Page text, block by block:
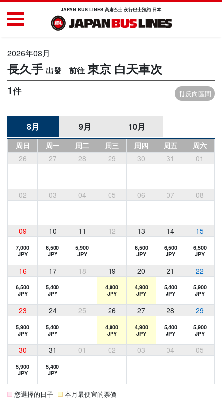
JAPAN BUS LINES 高速巴士 夜行巴士預約 日本
2026年08月
長久手 東京 白天車次
1件 反向區間
8月 9月 10月
周日 周一 周二 周三 周四 周五
周六
26
27 28 29 30 31 01
02 03 04 05 06 07 08
09 10 11 12 13 14 15
7,000
JPY
6,500
JPY
5,900
JPY
6,500
JPY
6,500
JPY
6,500
JPY
16 17 18 19 20 21 22
6,500
JPY
5,400
JPY
4,900
JPY
4,900
JPY
5,400
JPY
5,900
JPY
23 24 25 26 27 28 29
5,900
JPY
5,400
JPY
4,900
JPY
4,900
JPY
5,400
JPY
5,900
JPY
30 31 01 02 03 04 05
5,900
JPY
5,400
JPY
您選擇的日子 本月最便宜的票價